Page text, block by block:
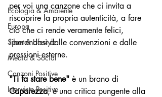
Ecologia & Ambiente
Europa
Sport & Lifestyle
Media & Social
Canzoni Positive
Interviste Positive
per voi una canzone che ci invita a
riscoprire la propria autenticità, a fare
ciò che ci rende veramente felici,
liberandosi dalle convenzioni e dalle
pressioni esterne.
"Ti fa stare bene" è un brano di
Caparezza, è una critica pungente alla